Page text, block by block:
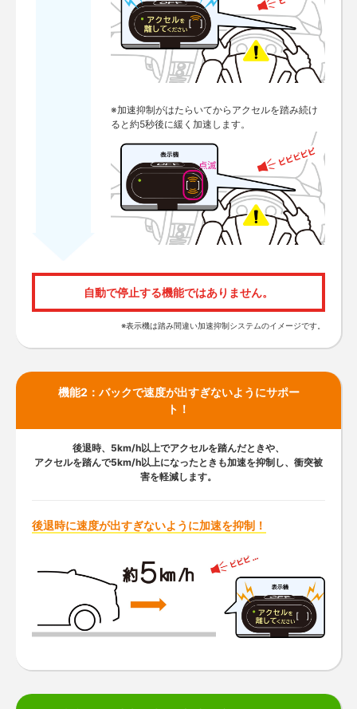
※加速抑制がはたらいてからアクセルを踏み続け
ると約5秒後に緩く加速します。
自動で停止する機能ではありません。
※表示機は踏み間違い加速抑制システムのイメージです。
機能2：バックで速度が出すぎないようにサポー
ト！
後退時、5km/h以上でアクセルを踏んだときや、
アクセルを踏んで5km/h以上になったときも加速を抑制し、衝突被
害を軽減します。
後退時に速度が出すぎないように加速を抑制！